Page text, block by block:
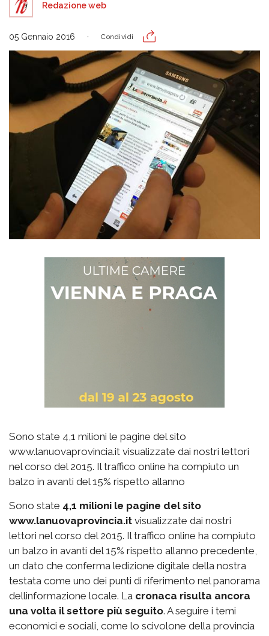
Redazione web
05 Gennaio 2016 Condividi
Sono state 4,1 milioni le pagine del sito
www.lanuovaprovincia.it visualizzate dai nostri lettori
nel corso del 2015. Il traffico online ha compiuto un
balzo in avanti del 15% rispetto allanno
Sono state 4,1 milioni le pagine del sito
www.lanuovaprovincia.it visualizzate dai nostri
lettori nel corso del 2015. Il traffico online ha compiuto
un balzo in avanti del 15% rispetto allanno precedente,
un dato che conferma ledizione digitale della nostra
testata come uno dei punti di riferimento nel panorama
dellinformazione locale. La cronaca risulta ancora
una volta il settore più seguito. A seguire i temi
economici e sociali, come lo scivolone della provincia